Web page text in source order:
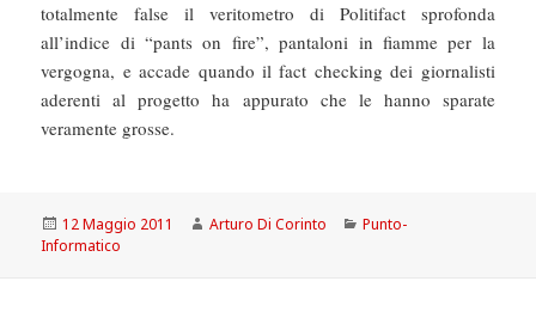
totalmente false il veritometro di Politifact sprofonda
all’indice di “pants on fire”, pantaloni in fiamme per la
vergogna, e accade quando il fact checking dei giornalisti
aderenti al progetto ha appurato che le hanno sparate
veramente grosse.
Scritto
il
12 Maggio 2011 Autore
Arturo Di Corinto Categorie
Punto-
Informatico